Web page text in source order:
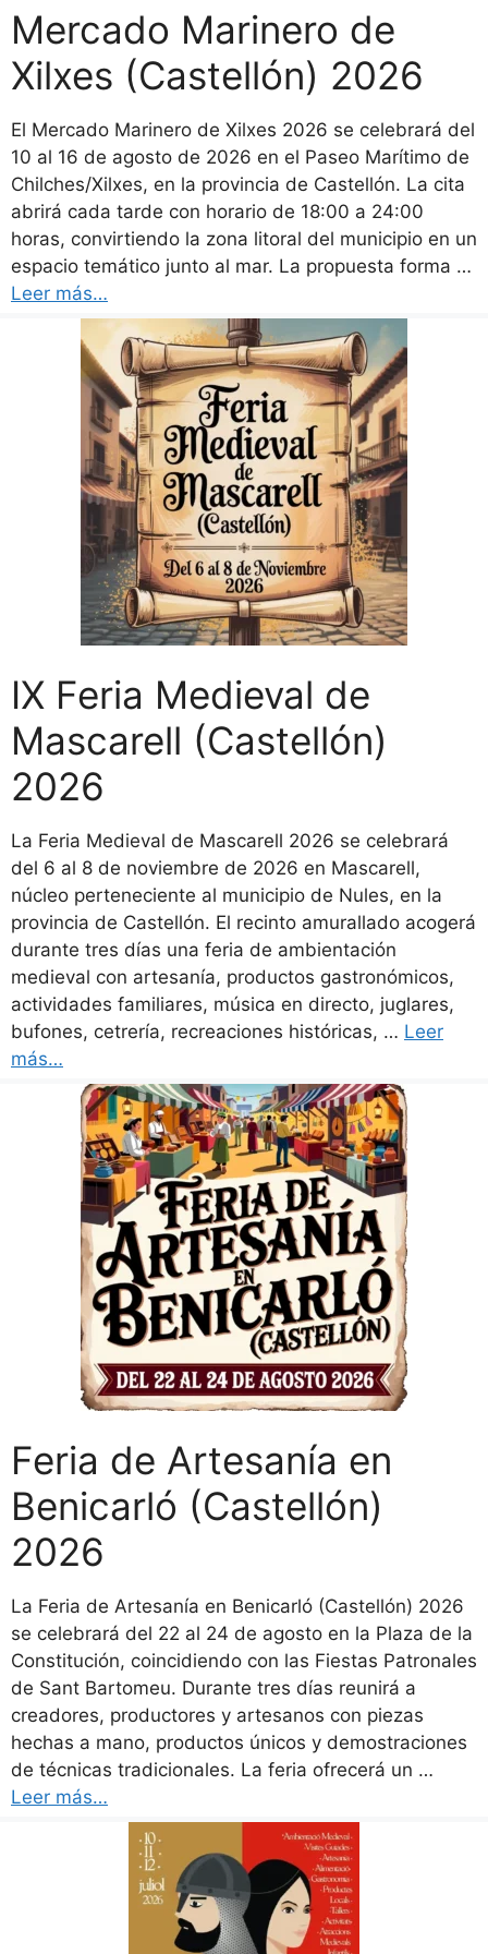
Mercado Marinero de
Xilxes (Castellón) 2026
El Mercado Marinero de Xilxes 2026 se celebrará del
10 al 16 de agosto de 2026 en el Paseo Marítimo de
Chilches/Xilxes, en la provincia de Castellón. La cita
abrirá cada tarde con horario de 18:00 a 24:00
horas, convirtiendo la zona litoral del municipio en un
espacio temático junto al mar. La propuesta forma …
Leer más…
IX Feria Medieval de
Mascarell (Castellón)
2026
La Feria Medieval de Mascarell 2026 se celebrará
del 6 al 8 de noviembre de 2026 en Mascarell,
núcleo perteneciente al municipio de Nules, en la
provincia de Castellón. El recinto amurallado acogerá
durante tres días una feria de ambientación
medieval con artesanía, productos gastronómicos,
actividades familiares, música en directo, juglares,
bufones, cetrería, recreaciones históricas, … Leer
más…
Feria de Artesanía en
Benicarló (Castellón)
2026
La Feria de Artesanía en Benicarló (Castellón) 2026
se celebrará del 22 al 24 de agosto en la Plaza de la
Constitución, coincidiendo con las Fiestas Patronales
de Sant Bartomeu. Durante tres días reunirá a
creadores, productores y artesanos con piezas
hechas a mano, productos únicos y demostraciones
de técnicas tradicionales. La feria ofrecerá un …
Leer más…